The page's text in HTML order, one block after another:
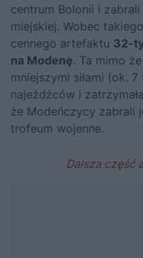
centrum Bolonii i
miejskiej. Wobec
cennego artefaktu 32-
na Modenę. Ta mimo
mniejszymi siłami (ok.
najeźdźców i
że Modeńczycy zabrali
trofeum wojenne.